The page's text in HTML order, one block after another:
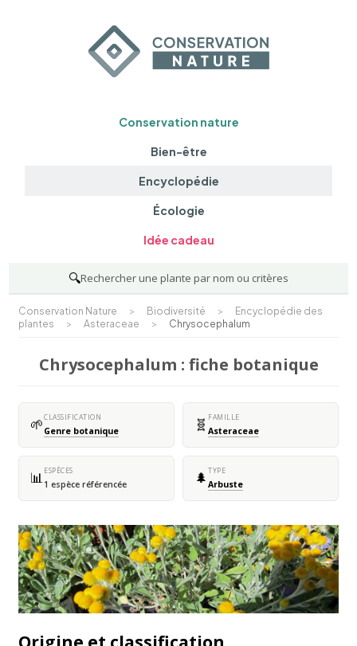
Conservation nature
Bien-être
Encyclopédie
Écologie
Idée cadeau
🔍Rechercher une plante par nom ou critères
Conservation Nature > Biodiversité >
Encyclopédie des
plantes
> Asteraceae > Chrysocephalum
Chrysocephalum : fiche botanique
🌱CLASSIFICATION
Genre botanique 🧬 FAMILLE
Asteraceae
📊ESPÈCES
1 espèce référencée 🌲 TYPE
Arbuste